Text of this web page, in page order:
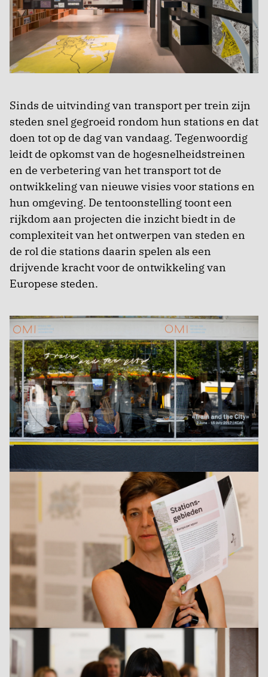
Sinds de uitvinding van transport per trein zijn
steden snel gegroeid rondom hun stations en dat
doen tot op de dag van vandaag. Tegenwoordig
leidt de opkomst van de hogesnelheidstreinen
en de verbetering van het transport tot de
ontwikkeling van nieuwe visies voor stations en
hun omgeving. De tentoonstelling toont een
rijkdom aan projecten die inzicht biedt in de
complexiteit van het ontwerpen van steden en
de rol die stations daarin spelen als een
drijvende kracht voor de ontwikkeling van
Europese steden.